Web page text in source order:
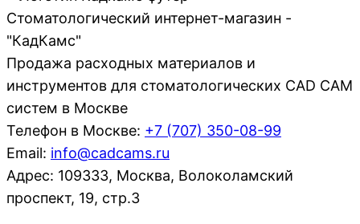
Стоматологический интернет-магазин -
"КадКамс"
Продажа расходных материалов и
инструментов для стоматологических CAD CAM
систем в Москве
Телефон в Москве: +7 (707) 350-08-99
Email: info@cadcams.ru
Адрес: 109333, Москва, Волоколамский
проспект, 19, стр.3